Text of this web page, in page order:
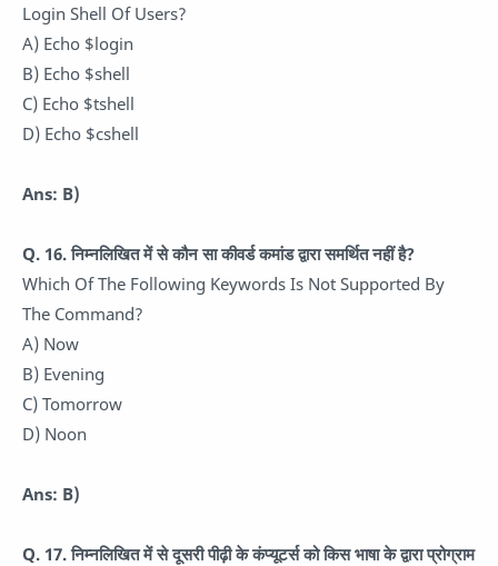
Login Shell Of Users?
A) Echo $login
B) Echo $shell
C) Echo $tshell
D) Echo $cshell
Ans: B)
Q. 16.निम्नलिखित में से कौन सा कीवर्ड कमांड द्वारा समर्थित नहीं है?
Which Of The Following Keywords Is Not Supported By
The Command?
A) Now
B) Evening
C) Tomorrow
D) Noon
Ans: B)
Q. 17.निम्नलिखित में से दूसरी पीढ़ी के कंप्यूटर्स को किस भाषा के द्वारा प्रोग्राम